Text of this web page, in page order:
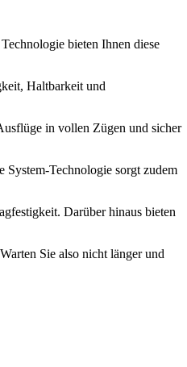
bieten Ihnen diese
Haltbarkeit und
in vollen Zügen und sicher
Technologie sorgt zudem
Darüber hinaus bieten
Sie also nicht länger und